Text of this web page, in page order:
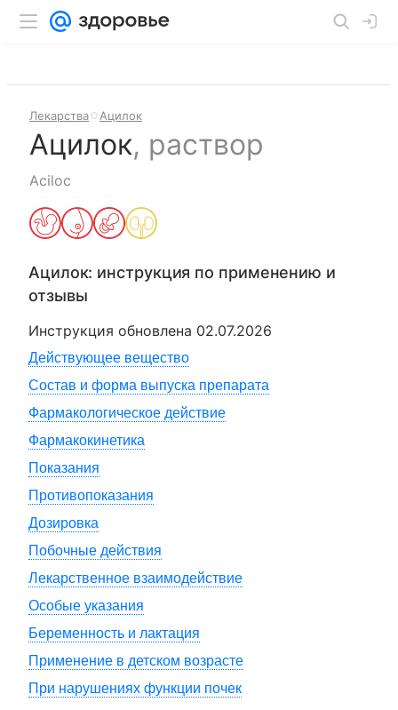
Лекарства Ацилок
Ацилок, раствор
Aciloc
Ацилок: инструкция по применению и
отзывы
Инструкция обновлена 02.07.2026
Действующее вещество
Состав и форма выпуска препарата
Фармакологическое действие
Фармакокинетика
Показания
Противопоказания
Дозировка
Побочные действия
Лекарственное взаимодействие
Особые указания
Беременность и лактация
Применение в детском возрасте
При нарушениях функции почек